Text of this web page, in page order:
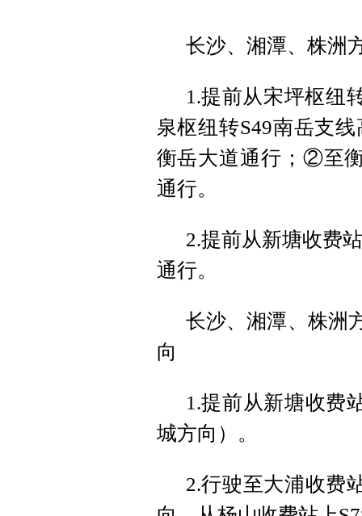
长沙、湘潭、株洲
1.提前从宋坪枢纽
泉枢纽转S49南岳支
衡岳大道通行；②至
通行。
2.提前从新塘收费
通行。
长沙、湘潭、株洲
向
1.提前从新塘收费
城方向）。
2.行驶至大浦收费